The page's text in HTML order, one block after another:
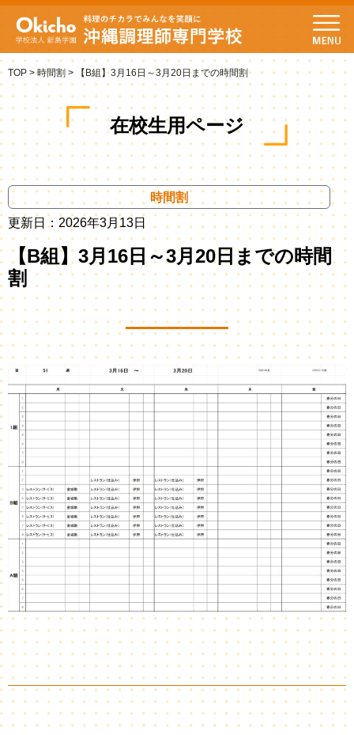
TOP >時間割 > 【B組】3月16日～3月20日までの時間割
在校生用ページ
時間割
更新日：2026年3月13日
【B組】3月16日～3月20日までの時間
割